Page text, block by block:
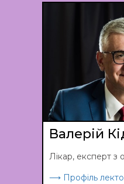
Валерій
Лікар, експерт з
⟶ Профіль